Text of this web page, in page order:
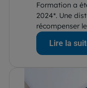
Formation a
2024*. Une
récompenser
Lire la